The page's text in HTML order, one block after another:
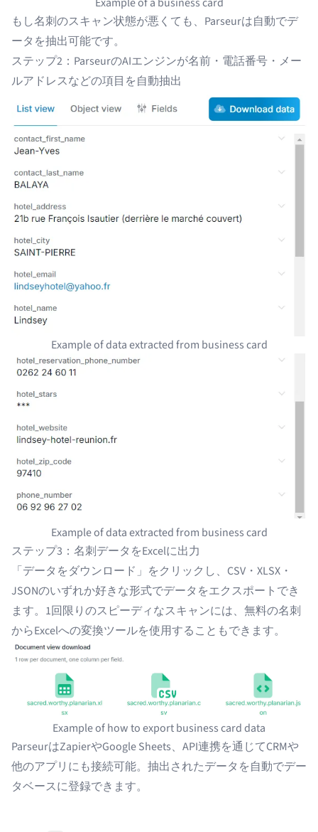
もし名刺のスキャン状態が悪くても、Parseurは自動でデ
ータを抽出可能です。
ステップ2：ParseurのAIエンジンが名前・電話番号・メー
ルアドレスなどの項目を自動抽出
Example of data extracted from business card
Example of data extracted from business card
ステップ3：名刺データをExcelに出力
「データをダウンロード」をクリックし、CSV・XLSX・
JSONのいずれか好きな形式でデータをエクスポートでき
ます。1回限りのスピーディなスキャンには、 無料の名刺
からExcelへの変換ツールを使用することもできます。
Example of how to export business card data
ParseurはZapierやGoogle Sheets、API連携を通じてCRMや
他のアプリにも接続可能。抽出されたデータを自動でデー
タベースに登録できます。